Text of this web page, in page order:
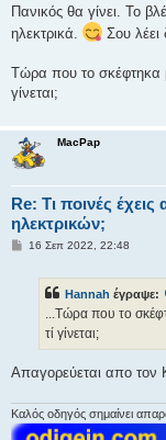
μ
σ
υ
σ
η
Πανικός θα γίνει. Το
ηλεκτρικά.
Σου
Τώρα που το σκέφτηκα
γίνεται;
MacPap
Re: Τι ποινές
ηλεκτρικών;
Δ16 Σεπ 2022, 22:48
Hannah έγραψε:
...Τώρα που το
τί γίνεται;
Απαγορεύεται απο τον
Καλός οδηγός σημαίνει